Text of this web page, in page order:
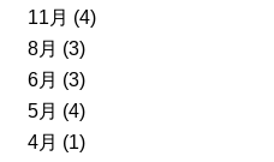
11月 (4)
8月 (3)
6月 (3)
5月 (4)
4月 (1)